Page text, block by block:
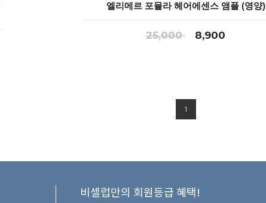
엘리메르 포뮬라 헤어에센스 앰플 (영양)
25,000 8,900
1
비셀럽만의 회원등급 혜택!